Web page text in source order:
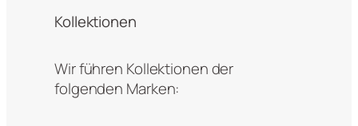
Kollektionen
Wir führen Kollektionen der
folgenden Marken: